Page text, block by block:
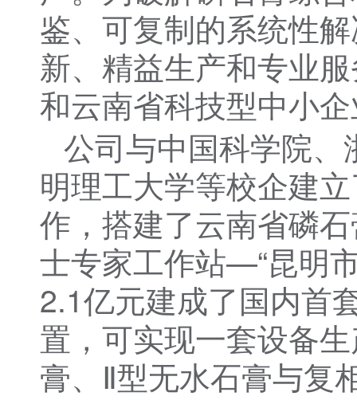
鉴、可复制的系统性
新、精益生产和专业
和云南省科技型中小
公司与中国科学院
明理工大学等校企建
作，搭建了云南省磷
士专家工作站—“昆明
2.1亿元建成了国内首
置，可实现一套设备
膏、Ⅱ型无水石膏与复